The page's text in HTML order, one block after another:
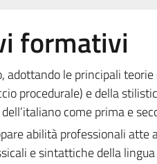
formativi
adottando le principali
procedurale) e della
come prima e
abilità professionali
e sintattiche della